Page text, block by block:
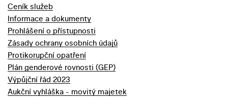
Ceník služeb
Informace a dokumenty
Prohlášení o přístupnosti
Zásady ochrany osobních údajů
Protikorupční opatření
Plán genderové rovnosti (GEP)
Výpůjční řád 2023
Aukční vyhláška - movitý majetek